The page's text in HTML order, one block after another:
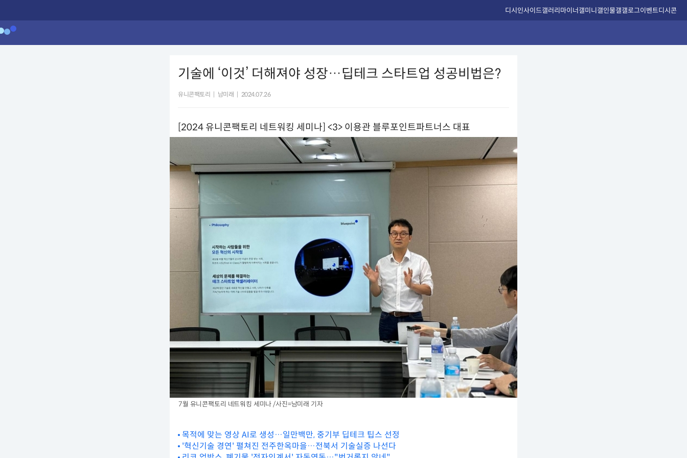
디시인사이드갤러리마이너갤미니갤인물갤갤로그이벤트디시콘
기술에 ‘이것’ 더해져야 성장…딥테크 스타트업 성공비법은?
유니콘팩토리 남미래 2024.07.26
[2024 유니콘팩토리 네트워킹 세미나] <3> 이용관 블루포인트파트너스 대표
7월 유니콘팩토리 네트워킹 세미나 /사진=남미래 기자
목적에 맞는 영상 AI로 생성…일만백만, 중기부 딥테크 팁스 선정
'혁신기술 경연' 펼쳐진 전주한옥마을…전북서 기술실증 나선다